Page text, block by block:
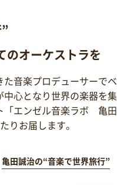
のオーケストラを
音楽プロデューサーでベ
心となり世界の楽器を集
「エンゼル音楽ラボ 亀田
りお届します。
亀田誠治の“音楽で世界旅行”